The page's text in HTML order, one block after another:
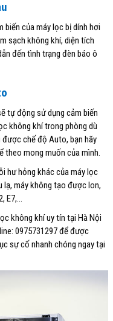
biến của máy lọc bị dính hơi
sạch không khí, diện tích
đến tình trạng đèn báo ô
tự động sử dụng cảm biến
không khí trong phòng dù
được chế độ Auto, bạn hãy
theo mong muốn của mình.
hư hỏng khác của máy lọc
lạ, máy không tạo được Ion,
E7,…
không khí uy tín tại Hà Nội
0975731297 để được
sự cố nhanh chóng ngay tại